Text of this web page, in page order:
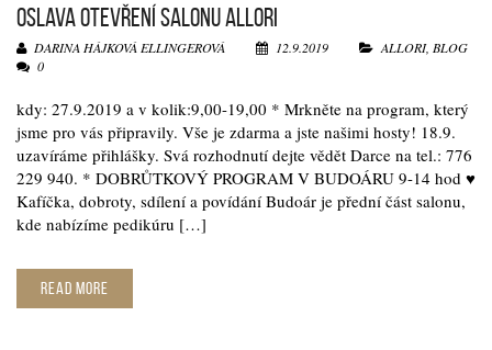
OSLAVA OTEVŘENÍ SALONU ALLORI
DARINA HÁJKOVÁ ELLINGEROVÁ 12.9.2019 ALLORI, BLOG
0
kdy: 27.9.2019 a v kolik:9,00-19,00 * Mrkněte na program, který
jsme pro vás připravily. Vše je zdarma a jste našimi hosty! 18.9.
uzavíráme přihlášky. Svá rozhodnutí dejte vědět Darce na tel.: 776
229 940. * DOBRŮTKOVÝ PROGRAM V BUDOÁRU 9-14 hod ♥
Kafíčka, dobroty, sdílení a povídání Budoár je přední část salonu,
kde nabízíme pedikúru […]
READ MORE